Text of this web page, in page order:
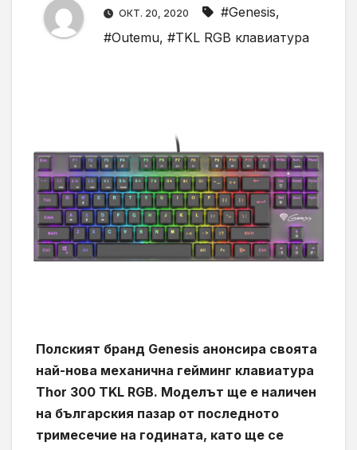
ОКТ. 20, 2020 #Genesis,
#Outemu, #TKL RGB клавиатура
Полският бранд Genesis анонсира своята
най-нова механична гейминг клавиатура
Thor 300 TKL RGB. Моделът ще е наличен
на българския пазар от последното
тримесечие на годината, като ще се